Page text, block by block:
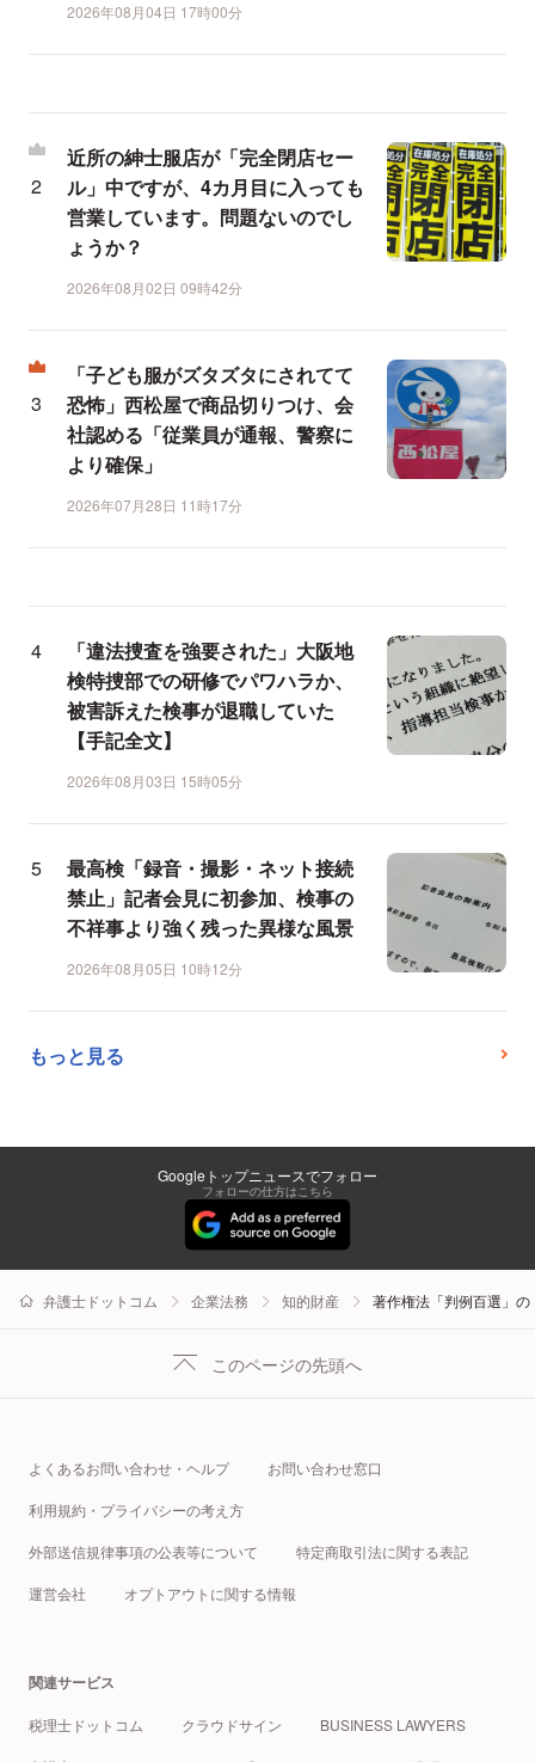
2026年08月04日 17時00分
近所の紳士服店が「完全閉店セー
ル」中ですが、4カ月目に入っても
営業しています。問題ないのでし
ょうか？
2026年08月02日 09時42分
「子ども服がズタズタにされてて
恐怖」西松屋で商品切りつけ、会
社認める「従業員が通報、警察に
より確保」
2026年07月28日 11時17分
「違法捜査を強要された」大阪地
検特捜部での研修でパワハラか、
被害訴えた検事が退職していた
【手記全文】
2026年08月03日 15時05分
最高検「録音・撮影・ネット接続
禁止」記者会見に初参加、検事の
不祥事より強く残った異様な風景
2026年08月05日 10時12分
もっと見る
Googleトップニュースでフォロー
フォローの仕方はこちら
弁護士ドットコム 企業法務 知的財産 著作権法「判例百選」
このページの先頭へ
よくあるお問い合わせ・ヘルプ お問い合わせ窓口
利用規約・プライバシーの考え方
外部送信規律事項の公表等について 特定商取引法に関する表記
運営会社 オプトアウトに関する情報
関連サービス
税理士ドットコム クラウドサイン BUSINESS LAWYERS